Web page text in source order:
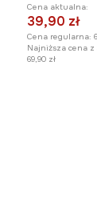
Cena aktualna:
39,90 zł
Cena regularna:
Najniższa cena z
69,90 zł